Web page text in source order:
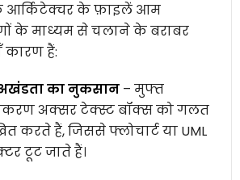
आर्किटेक्चर के फ़ाइलें आम
के माध्यम से चलाने के बराबर
कारण हैं:
का नुकसान – मुफ्त
अक्सर टेक्स्ट बॉक्स को गलत
करते हैं, जिससे फ्लोचार्ट या UML
टूट जाते हैं।